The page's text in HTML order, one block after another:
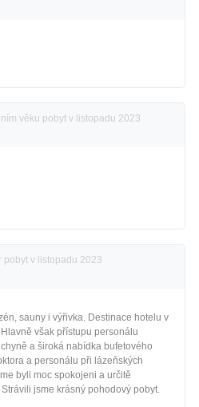
věku pobyt v listopadu 2023
pobyt v listopadu 2023
sauny i výřivka. Destinace hotelu v
však přístupu personálu
a široká nabídka bufetového
a personálu při lázeňských
byli moc spokojeni a určitě
jsme krásný pohodový pobyt.